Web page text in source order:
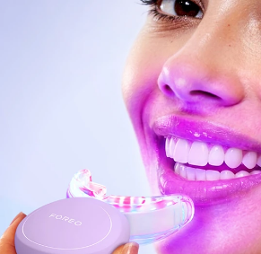
FAQ™ Pure Beauty-Tech Elixir
BREAKING NEWS
issa™ Teeth Whitening Set
Deutsch
Italiano
Svenska
Türkçe
简体中文